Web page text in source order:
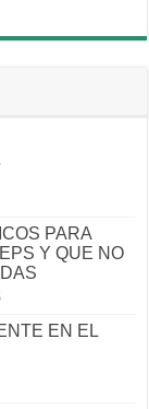
PARA
Y QUE NO
EN EL